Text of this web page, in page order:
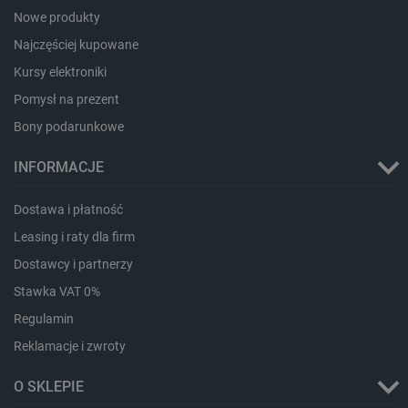
Nowe produkty
Najczęściej kupowane
Kursy elektroniki
Pomysł na prezent
Bony podarunkowe
INFORMACJE
Dostawa i płatność
Leasing i raty dla firm
Dostawcy i partnerzy
Stawka VAT 0%
Regulamin
Reklamacje i zwroty
O SKLEPIE
PHPSESSID